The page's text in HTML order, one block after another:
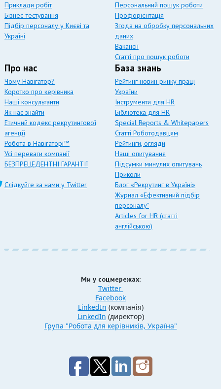
Приклади робіт
Бізнес-тестування
Підбір персоналу у Києві та
Україні
Персональний пошук роботи
Профорієнтація
Згода на обробку персональних
даних
Вакансії
Статті про пошук роботи
Про нас
Чому Навігатор?
Коротко про керівника
Наші консультанти
Як нас знайти
Етичний кодекс рекрутингової
агенції
Робота в Навігаторі™
Усі переваги компанії
БЕЗПРЕЦЕДЕНТНІ ГАРАНТІЇ
Слідкуйте за нами у Twitter
База знань
Рейтинг новин ринку праці
України
Інструменти для HR
Бібліотека для HR
Special Reports & Whitepapers
Статті Роботодавцям
Рейтинги, огляди
Наші опитування
Підсумки минулих опитувань
Приколи
Блог «Рекрутинг в Україні»
Журнал «Ефективний підбір
персоналу"
Articles for HR (статті
англійською)
Ми у соцмережах:
Twitter
Facebook
LinkedIn (компанія)
LinkedIn (директор)
Група "Робота для керівників, Україна"